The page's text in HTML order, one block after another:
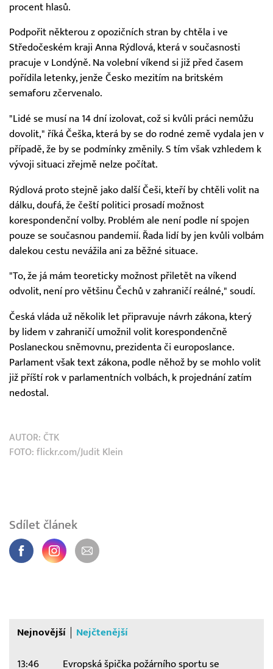
procent hlasů.
Podpořit některou z opozičních stran by chtěla i ve
Středočeském kraji Anna Rýdlová, která v současnosti
pracuje v Londýně. Na volební víkend si již před časem
pořídila letenky, jenže Česko mezitím na britském
semaforu zčervenalo.
"Lidé se musí na 14 dní izolovat, což si kvůli práci nemůžu
dovolit," říká Češka, která by se do rodné země vydala jen v
případě, že by se podmínky změnily. S tím však vzhledem k
vývoji situaci zřejmě nelze počítat.
Rýdlová proto stejně jako další Češi, kteří by chtěli volit na
dálku, doufá, že čeští politici prosadí možnost
korespondenční volby. Problém ale není podle ní spojen
pouze se současnou pandemií. Řada lidí by jen kvůli volbám
dalekou cestu nevážila ani za běžné situace.
"To, že já mám teoreticky možnost přiletět na víkend
odvolit, není pro většinu Čechů v zahraničí reálné," soudí.
Česká vláda už několik let připravuje návrh zákona, který
by lidem v zahraničí umožnil volit korespondenčně
Poslaneckou sněmovnu, prezidenta či europoslance.
Parlament však text zákona, podle něhož by se mohlo volit
již příští rok v parlamentních volbách, k projednání zatím
nedostal.
AUTOR: ČTK
FOTO: flickr.com/Judit Klein
Sdílet článek
Nejnovější Nejčtenější
13:46 Evropská špička požárního sportu se